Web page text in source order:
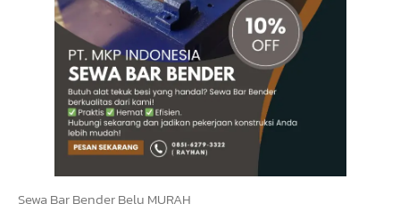
Sewa Bar Bender Belu MURAH